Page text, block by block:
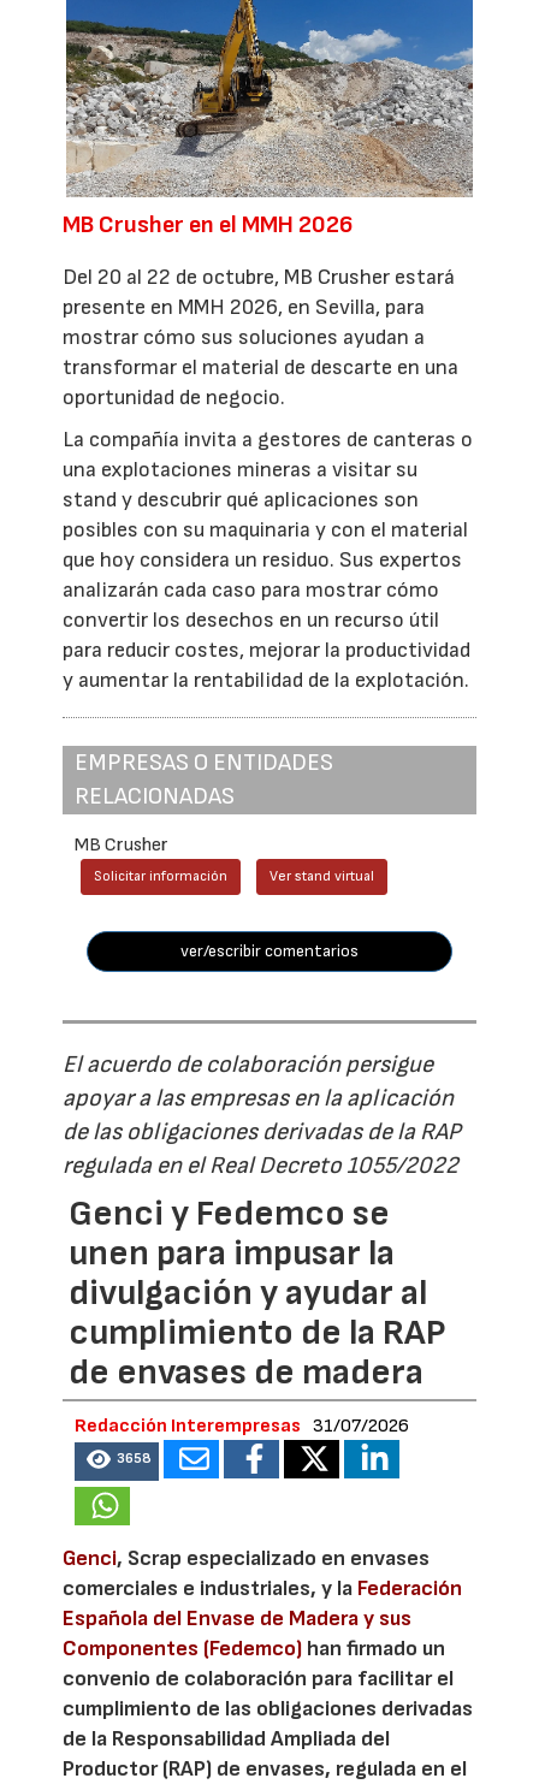
MB Crusher en el MMH 2026
Del 20 al 22 de octubre, MB Crusher estará
presente en MMH 2026, en Sevilla, para
mostrar cómo sus soluciones ayudan a
transformar el material de descarte en una
oportunidad de negocio.
La compañía invita a gestores de canteras o
una explotaciones mineras a visitar su
stand y descubrir qué aplicaciones son
posibles con su maquinaria y con el material
que hoy considera un residuo. Sus expertos
analizarán cada caso para mostrar cómo
convertir los desechos en un recurso útil
para reducir costes, mejorar la productividad
y aumentar la rentabilidad de la explotación.
EMPRESAS O ENTIDADES
RELACIONADAS
MB Crusher
Solicitar información Ver stand virtual
ver/escribir comentarios
El acuerdo de colaboración persigue
apoyar a las empresas en la aplicación
de las obligaciones derivadas de la RAP
regulada en el Real Decreto 1055/2022
Genci y Fedemco se
unen para impusar la
divulgación y ayudar al
cumplimiento de la RAP
de envases de madera
Redacción Interempresas 31/07/2026
3658
Genci, Scrap especializado en envases
comerciales e industriales, y la Federación
Española del Envase de Madera y sus
Componentes (Fedemco) han firmado un
convenio de colaboración para facilitar el
cumplimiento de las obligaciones derivadas
de la Responsabilidad Ampliada del
Productor (RAP) de envases, regulada en el